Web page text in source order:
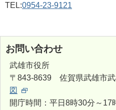
TEL:0954-23-9121
お問い合わせ
武雄市役所
〒843-8639 佐賀県武雄市
図
開庁時間：平日8時30分～17